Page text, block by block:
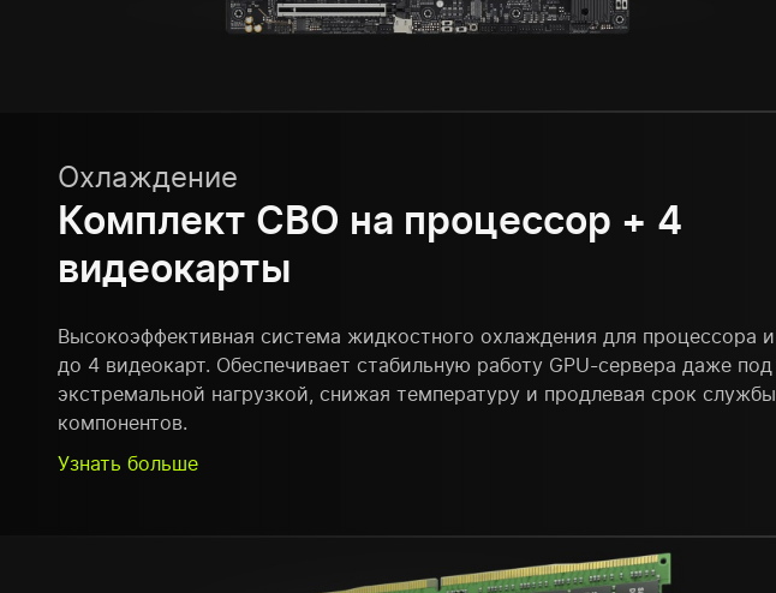
Охлаждение
Комплект СВО на процессор + 4
видеокарты
Высокоэффективная система жидкостного охлаждения для процессора и
до 4 видеокарт. Обеспечивает стабильную работу GPU-сервера даже под
экстремальной нагрузкой, снижая температуру и продлевая срок службы
компонентов.
Узнать больше